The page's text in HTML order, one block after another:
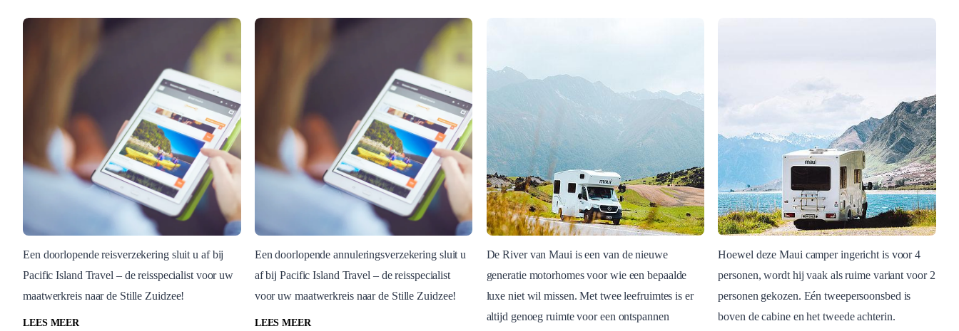
Blog Post
Doorlopende
reisverzekering
Een doorlopende reisverzekering sluit u af bij
Pacific Island Travel – de reisspecialist voor uw
maatwerkreis naar de Stille Zuidzee!
LEES MEER
Blog Post
Doorlopende
annuleringsverzekering
Een doorlopende annuleringsverzekering sluit u
af bij Pacific Island Travel – de reisspecialist
voor uw maatwerkreis naar de Stille Zuidzee!
LEES MEER
Blog Post
Maui River
De River van Maui is een van de nieuwe
generatie motorhomes voor wie een bepaalde
luxe niet wil missen. Met twee leefruimtes is er
altijd genoeg ruimte voor een ontspannen
Blog Post
Maui Beach
Hoewel deze Maui camper ingericht is voor 4
personen, wordt hij vaak als ruime variant voor 2
personen gekozen. Eén tweepersoonsbed is
boven de cabine en het tweede achterin.